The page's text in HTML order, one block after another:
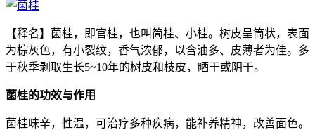
【释名】菌桂，即官桂，也叫简桂、小桂。树皮呈筒状，表面
为棕灰色，有小裂纹，香气浓郁，以含油多、皮薄者为佳。多
于秋季剥取生长5~10年的树皮和枝皮，晒干或阴干。
菌桂的功效与作用
菌桂味辛，性温，可治疗多种疾病，能补养精神，改善面色。